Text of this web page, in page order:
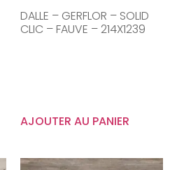
DALLE – GERFLOR – SOLID
CLIC – FAUVE – 214X1239
AJOUTER AU PANIER